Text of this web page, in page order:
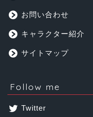
お問い合わせ
キャラクター紹介
サイトマップ
Follow me
Twitter